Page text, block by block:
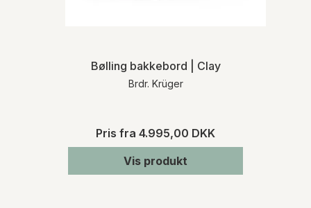
Bølling bakkebord | Clay
Brdr. Krüger
Pris fra 4.995,00 DKK
Vis produkt